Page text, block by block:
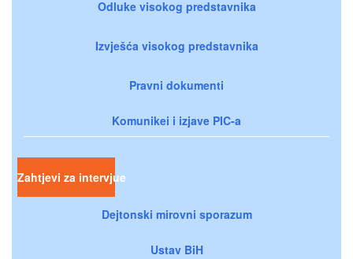
Odluke visokog predstavnika
Izvješća visokog predstavnika
Pravni dokumenti
Komunikei i izjave PIC-a
Zahtjevi za intervjue
Dejtonski mirovni sporazum
Ustav BiH